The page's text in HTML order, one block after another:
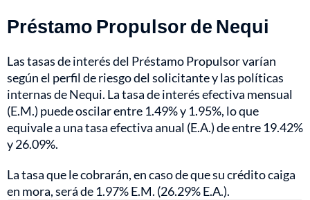
Préstamo Propulsor de Nequi
Las tasas de interés del Préstamo Propulsor varían
según el perfil de riesgo del solicitante y las políticas
internas de Nequi. La tasa de interés efectiva mensual
(E.M.) puede oscilar entre 1.49% y 1.95%, lo que
equivale a una tasa efectiva anual (E.A.) de entre 19.42%
y 26.09%.
La tasa que le cobrarán, en caso de que su crédito caiga
en mora, será de 1.97% E.M. (26.29% E.A.).